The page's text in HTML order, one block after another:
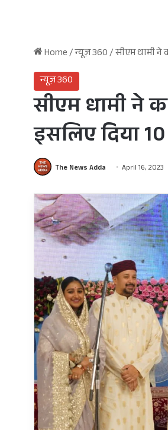
Home/न्यूज़ 360/सीएम धामी ने
न्यूज़ 360
सीएम धामी ने
इसलिए दिया
The News Adda April 16, 2023